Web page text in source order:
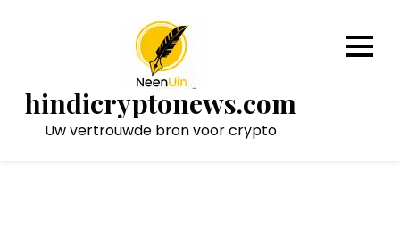
hindicryptonews.com
Uw vertrouwde bron voor crypto